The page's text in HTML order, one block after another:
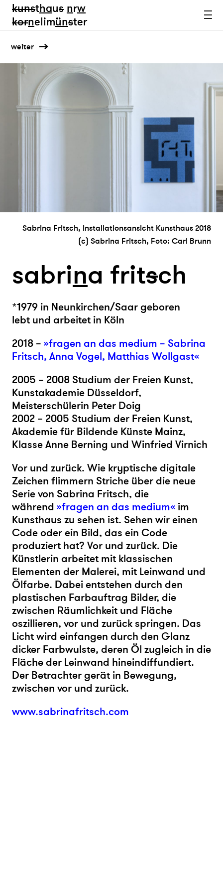
kunsthaus nrw
kornelimünster
weiter
Sabrina Fritsch, Installationsansicht Kunsthaus 2018
(c) Sabrina Fritsch, Foto: Carl Brunn
sabrina fritsch
*1979 in Neunkirchen/Saar geboren
lebt und arbeitet in Köln
2018 – »fragen an das medium – Sabrina
Fritsch, Anna Vogel, Matthias Wollgast«
2005 – 2008 Studium der Freien Kunst,
Kunstakademie Düsseldorf,
Meisterschülerin Peter Doig
2002 – 2005 Studium der Freien Kunst,
Akademie für Bildende Künste Mainz,
Klasse Anne Berning und Winfried Virnich
Vor und zurück. Wie kryptische digitale
Zeichen flimmern Striche über die neue
Serie von Sabrina Fritsch, die
während »fragen an das medium« im
Kunsthaus zu sehen ist. Sehen wir einen
Code oder ein Bild, das ein Code
produziert hat? Vor und zurück. Die
Künstlerin arbeitet mit klassischen
Elementen der Malerei, mit Leinwand und
Ölfarbe. Dabei entstehen durch den
plastischen Farbauftrag Bilder, die
zwischen Räumlichkeit und Fläche
oszillieren, vor und zurück springen. Das
Licht wird einfangen durch den Glanz
dicker Farbwulste, deren Öl zugleich in die
Fläche der Leinwand hineindiffundiert.
Der Betrachter gerät in Bewegung,
zwischen vor und zurück.
www.sabrinafritsch.com